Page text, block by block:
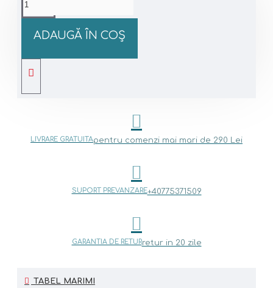
ADAUGĂ ÎN COŞ
LIVRARE GRATUITApentru comenzi mai mari de 290 Lei
SUPORT PREVANZARE+40775371509
GARANTIA DE RETURretur in 20 zile
TABEL MARIMI